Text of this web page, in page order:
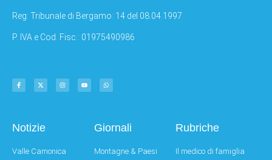
Reg: Tribunale di Bergamo: 14 del 08.04.1997
P. IVA e Cod. Fisc.: 01975490986
Notizie
Valle Camonica
Giornali
Montagne & Paesi
Rubriche
Il medico di famiglia